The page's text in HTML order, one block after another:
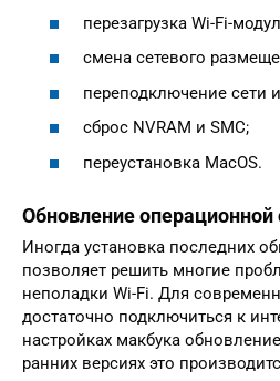
перезагрузка Wi-Fi-
смена сетевого
переподключение сети
сброс NVRAM и SMC;
переустановка MacOS.
Обновление
Иногда установка последних
позволяет решить многие
неполадки Wi-Fi. Для
достаточно подключиться к
настройках макбука
ранних версиях это